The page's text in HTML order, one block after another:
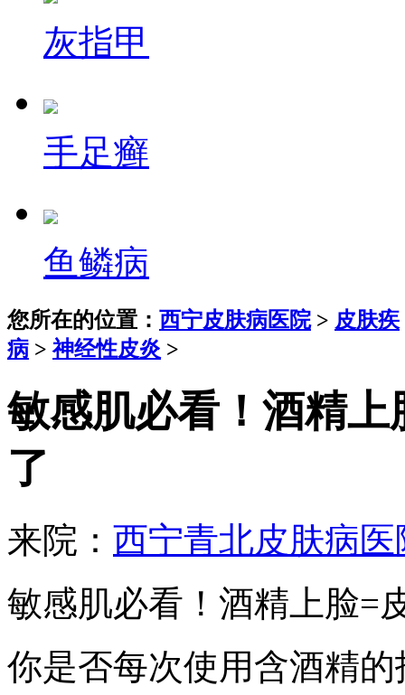
灰指甲
手足癣
鱼鳞病
您所在的位置： 西宁皮肤病医院> 皮肤疾
病 >神经性皮炎 >
敏感肌必看！酒精
了
来院： 西宁青北皮肤病医
敏感肌必看！酒精上脸=
你是否每次使用含酒精